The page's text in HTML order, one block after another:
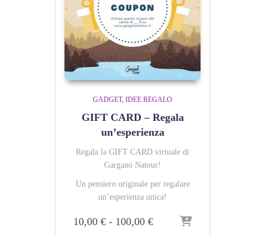
GADGET IDEE REGALO
GIFT CARD – Regala
un’esperienza
Regala la GIFT CARD virtuale di
Gargano Natour!
Un pensiero originale per regalare
un’esperienza unica!
10,00 € - 100,00 €Fascia